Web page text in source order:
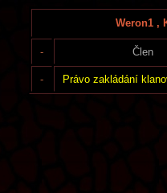
Weron1 ,
- Člen
- Právo zakládání